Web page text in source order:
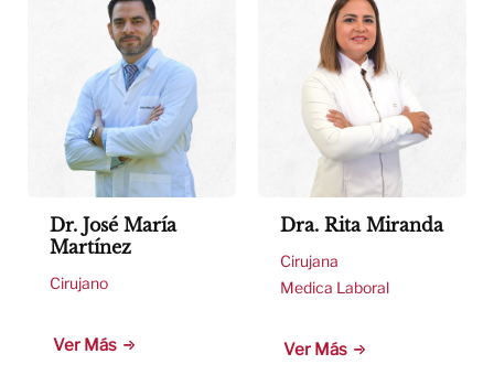
Dr. José María
Martínez
Cirujano
Ver Más
Dra. Rita Miranda
Cirujana
Medica Laboral
Ver Más